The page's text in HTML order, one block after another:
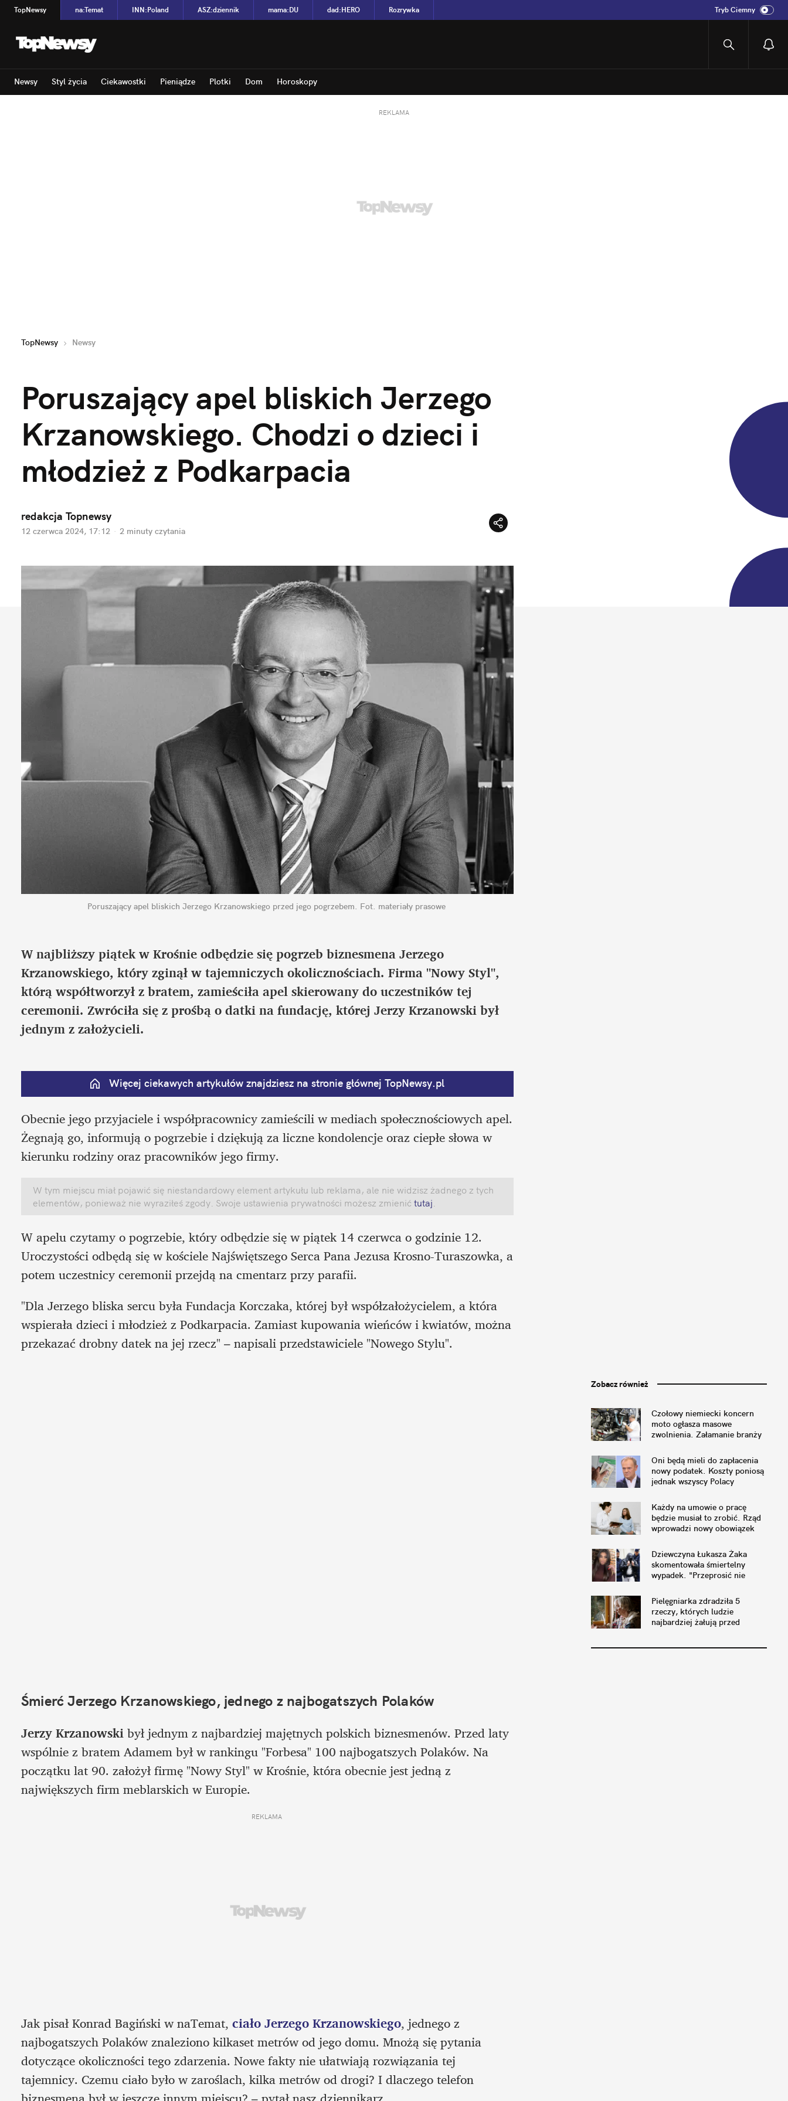
TopNewsy na:Temat INN:Poland ASZ:dziennik mama:DU dad:HERO Rozrywka Tryb Ciemny
Newsy Styl życia Ciekawostki Pieniądze Plotki Dom Horoskopy
REKLAMA
TopNewsy Newsy
Poruszający apel bliskich Jerzego
Krzanowskiego. Chodzi o dzieci i
młodzież z Podkarpacia
redakcja Topnewsy
12 czerwca 2024, 17:12 · 2 minuty czytania
Poruszający apel bliskich Jerzego Krzanowskiego przed jego pogrzebem. Fot. materiały prasowe
W najbliższy piątek w Krośnie odbędzie się pogrzeb biznesmena Jerzego
Krzanowskiego, który zginął w tajemniczych okolicznościach. Firma "Nowy Styl",
którą współtworzył z bratem, zamieściła apel skierowany do uczestników tej
ceremonii. Zwróciła się z prośbą o datki na fundację, której Jerzy Krzanowski był
jednym z założycieli.
Więcej ciekawych artykułów znajdziesz na stronie głównej TopNewsy.pl
Obecnie jego przyjaciele i współpracownicy zamieścili w mediach społecznościowych apel.
Żegnają go, informują o pogrzebie i dziękują za liczne kondolencje oraz ciepłe słowa w
kierunku rodziny oraz pracowników jego firmy.
W tym miejscu miał pojawić się niestandardowy element artykułu lub reklama, ale nie widzisz żadnego z tych
elementów, ponieważ nie wyraziłeś zgody. Swoje ustawienia prywatności możesz zmienić tutaj.
W apelu czytamy o pogrzebie, który odbędzie się w piątek 14 czerwca o godzinie 12.
Uroczystości odbędą się w kościele Najświętszego Serca Pana Jezusa Krosno-Turaszowka, a
potem uczestnicy ceremonii przejdą na cmentarz przy parafii.
"Dla Jerzego bliska sercu była Fundacja Korczaka, której był współzałożycielem, a która
wspierała dzieci i młodzież z Podkarpacia. Zamiast kupowania wieńców i kwiatów, można
przekazać drobny datek na jej rzecz" – napisali przedstawiciele "Nowego Stylu".
Śmierć Jerzego Krzanowskiego, jednego z najbogatszych Polaków
Jerzy Krzanowski był jednym z najbardziej majętnych polskich biznesmenów. Przed laty
wspólnie z bratem Adamem był w rankingu "Forbesa" 100 najbogatszych Polaków. Na
początku lat 90. założył firmę "Nowy Styl" w Krośnie, która obecnie jest jedną z
największych firm meblarskich w Europie.
REKLAMA
Jak pisał Konrad Bagiński w naTemat, ciało Jerzego Krzanowskiego, jednego z
najbogatszych Polaków znaleziono kilkaset metrów od jego domu. Mnożą się pytania
dotyczące okoliczności tego zdarzenia. Nowe fakty nie ułatwiają rozwiązania tej
tajemnicy. Czemu ciało było w zaroślach, kilka metrów od drogi? I dlaczego telefon
Zobacz również
Czołowy niemiecki koncern
moto ogłasza masowe
zwolnienia. Załamanie branży
Oni będą mieli do zapłacenia
nowy podatek. Koszty poniosą
jednak wszyscy Polacy
Każdy na umowie o pracę
będzie musiał to zrobić. Rząd
wprowadzi nowy obowiązek
Dziewczyna Łukasza Żaka
skomentowała śmiertelny
wypadek. "Przeprosić nie
Pielęgniarka zdradziła 5
rzeczy, których ludzie
najbardziej żałują przed